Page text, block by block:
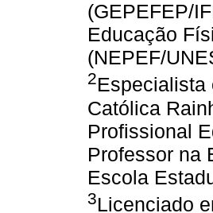
(GEPEFEP/
Educação
(NEPEF/
2Especialista
Católica
Profissional
Professor na
Escola
3Licenciado